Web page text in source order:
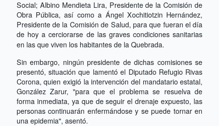
Social; Albino Mendieta Lira, Presidente de la Comisión de
Obra Pública, así como a Ángel Xochitiotzin Hernández,
Presidente de la Comisión de Salud, para que fueran el día
de hoy a cerciorarse de las graves condiciones sanitarias
en las que viven los habitantes de la Quebrada.
Sin embargo, ningún presidente de dichas comisiones se
presentó, situación que lamentó el Diputado Refugio Rivas
Corona, quien exigió la intervención del mandatario estatal,
González Zarur, "para que el problema se resuelva de
forma inmediata, ya que de seguir el drenaje expuesto, las
personas continuarán enfermándose y se puede tornar en
una epidemia", asentó.